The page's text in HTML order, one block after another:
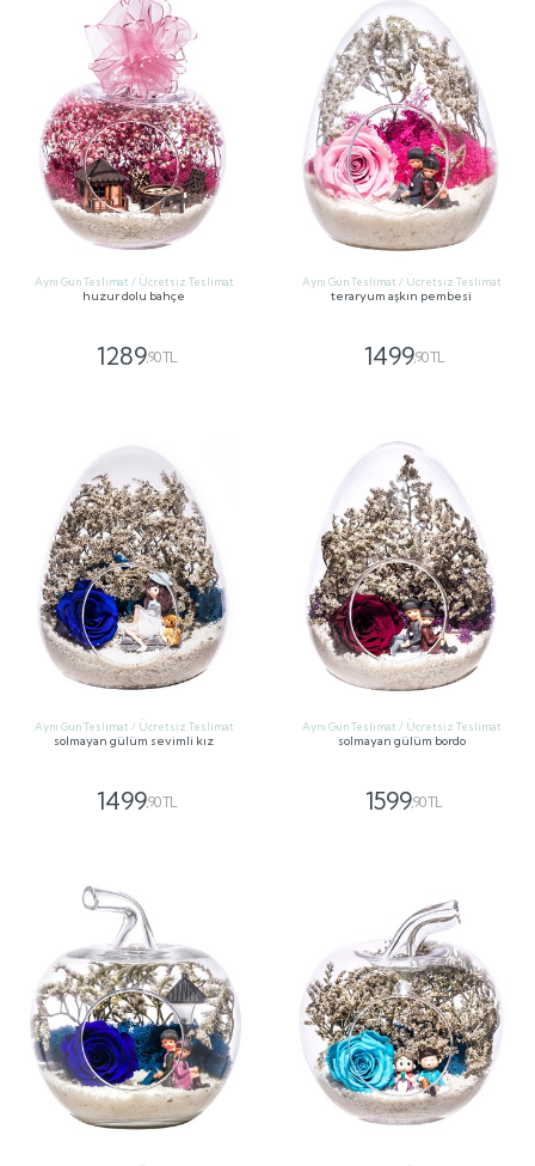
Aynı Gün Teslimat / Ücretsiz Teslimat
huzur dolu bahçe
1289,90 TL
Aynı Gün Teslimat / Ücretsiz Teslimat
teraryum aşkın pembesi
1499,90 TL
Aynı Gün Teslimat / Ücretsiz Teslimat
solmayan gülüm sevimli kız
1499,90 TL
Aynı Gün Teslimat / Ücretsiz Teslimat
solmayan gülüm bordo
1599,90 TL